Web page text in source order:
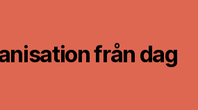
från dag